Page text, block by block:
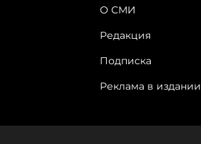
О СМИ
Редакция
Подписка
Реклама в издании